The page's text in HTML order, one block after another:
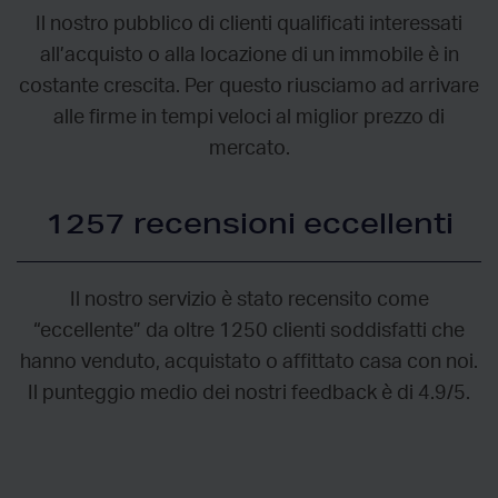
Il nostro pubblico di clienti qualificati interessati
all’acquisto o alla locazione di un immobile è in
costante crescita. Per questo riusciamo ad arrivare
alle firme in tempi veloci al miglior prezzo di
mercato.
1257 recensioni eccellenti
Il nostro servizio è stato recensito come
“eccellente” da oltre 1250 clienti soddisfatti che
hanno venduto, acquistato o affittato casa con noi.
Il punteggio medio dei nostri feedback è di 4.9/5.